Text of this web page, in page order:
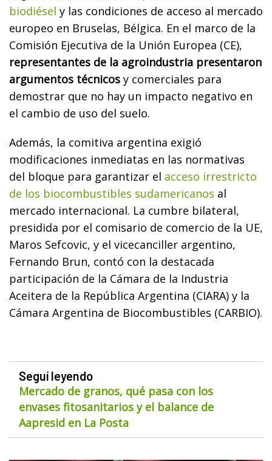
biodiésel y las condiciones de acceso al mercado
europeo en Bruselas, Bélgica. En el marco de la
Comisión Ejecutiva de la Unión Europea (CE),
representantes de la agroindustria presentaron
argumentos técnicos y comerciales para
demostrar que no hay un impacto negativo en
el cambio de uso del suelo.
Además, la comitiva argentina exigió
modificaciones inmediatas en las normativas
del bloque para garantizar el acceso irrestricto
de los biocombustibles sudamericanos al
mercado internacional. La cumbre bilateral,
presidida por el comisario de comercio de la UE,
Maros Sefcovic, y el vicecanciller argentino,
Fernando Brun, contó con la destacada
participación de la Cámara de la Industria
Aceitera de la República Argentina (CIARA) y la
Cámara Argentina de Biocombustibles (CARBIO).
Seguí leyendo
Mercado de granos, qué pasa con los
envases fitosanitarios y el balance de
Aapresid en La Posta